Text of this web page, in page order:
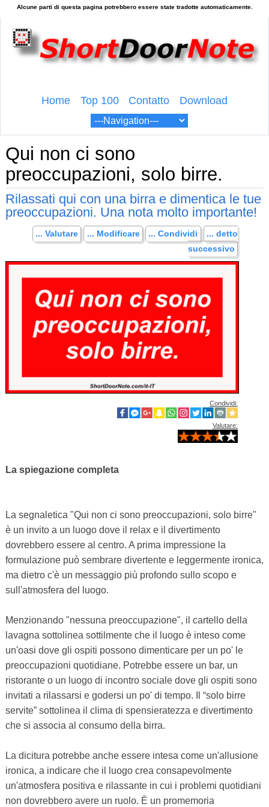
Home Top 100 Contatto Download
Qui non ci sono
preoccupazioni, solo birre.
Rilassati qui con una birra e dimentica le tue
preoccupazioni. Una nota molto importante!
... Valutare ... Modificare ... Condividi
... detto
successivo
Condividi:
Valutare:
La spiegazione completa
La segnaletica "Qui non ci sono preoccupazioni, solo birre"
è un invito a un luogo dove il relax e il divertimento
dovrebbero essere al centro. A prima impressione la
formulazione può sembrare divertente e leggermente ironica,
ma dietro c'è un messaggio più profondo sullo scopo e
sull'atmosfera del luogo.
Menzionando "nessuna preoccupazione", il cartello della
lavagna sottolinea sottilmente che il luogo è inteso come
un'oasi dove gli ospiti possono dimenticare per un po' le
preoccupazioni quotidiane. Potrebbe essere un bar, un
ristorante o un luogo di incontro sociale dove gli ospiti sono
invitati a rilassarsi e godersi un po' di tempo. Il “solo birre
servite” sottolinea il clima di spensieratezza e divertimento
che si associa al consumo della birra.
La dicitura potrebbe anche essere intesa come un'allusione
ironica, a indicare che il luogo crea consapevolmente
un'atmosfera positiva e rilassante in cui i problemi quotidiani
non dovrebbero avere un ruolo. È un promemoria